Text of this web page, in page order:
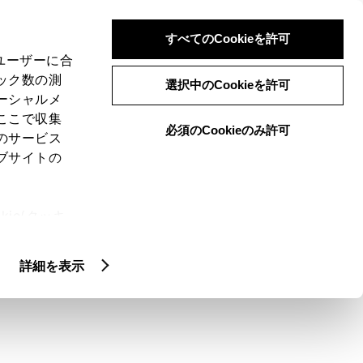
ーザーに合
ク数の測
シャルメ
こで収集
サービス
サイトの
詳細を表示
すべてのCookieを許可
選択中のCookieを許可
必須のCookieのみ許可
ログイン 検索 メニュー